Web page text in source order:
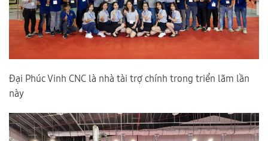
Đại Phúc Vinh CNC là nhà tài trợ chính trong triển lãm lần
này